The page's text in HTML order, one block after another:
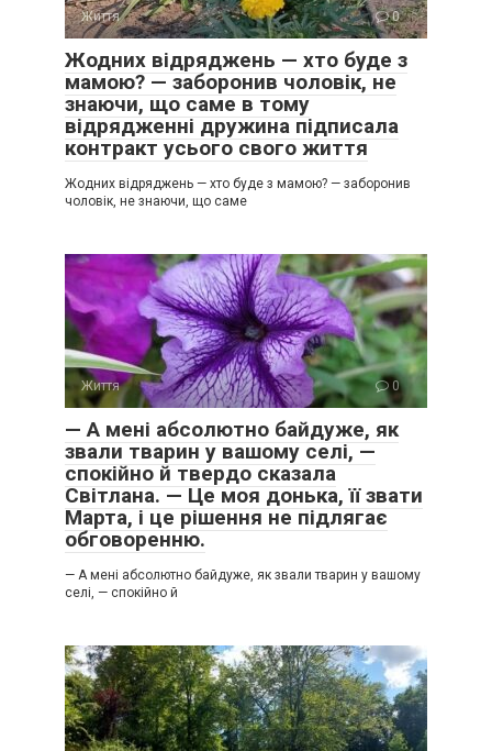
Життя 0
Жодних відряджень — хто буде з
мамою? — заборонив чоловік, не
знаючи, що саме в тому
відрядженні дружина підписала
контракт усього свого життя
Жодних відряджень — хто буде з мамою? — заборонив
чоловік, не знаючи, що саме
Життя 0
— А мені абсолютно байдуже, як
звали тварин у вашому селі, —
спокійно й твердо сказала
Світлана. — Це моя донька, її звати
Марта, і це рішення не підлягає
обговоренню.
— А мені абсолютно байдуже, як звали тварин у вашому
селі, — спокійно й